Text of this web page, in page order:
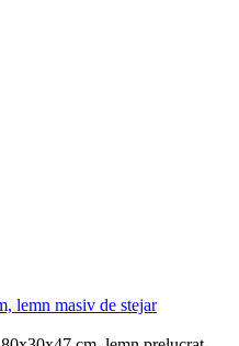
lemn masiv de stejar